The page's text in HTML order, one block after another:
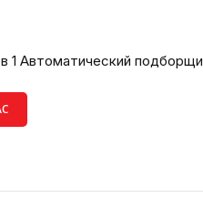
1 Автоматический